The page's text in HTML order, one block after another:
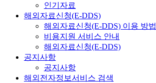
인기자료
해외자료신청(E-DDS)
해외자료신청(E-DDS) 이용 방법
비용지원 서비스 안내
해외자료신청(E-DDS)
공지사항
공지사항
해외전자정보서비스 검색